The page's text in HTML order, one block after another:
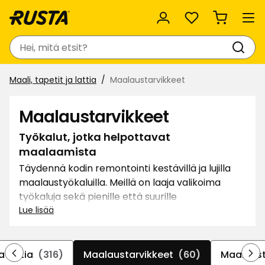
Suosikit
Haku
Maali, tapetit ja lattia Maalaustarvikkeet
Maalaustarvikkeet
Työkalut, jotka helpottavat
maalaamista
Täydennä kodin remontointi kestävillä ja lujilla
maalaustyökaluilla. Meillä on laaja valikoima
työkaluja sekä pienille että suurille
ulkoprojekteille. Valitse erityyppisten pensselien,
Toteuta unelma uudesta patiosta tai toisesta
värisävystä mökin julkisivuun, työkaluilla joilla saa
Lue lisää
lattia (316) Maalaustarvikkeet (60)